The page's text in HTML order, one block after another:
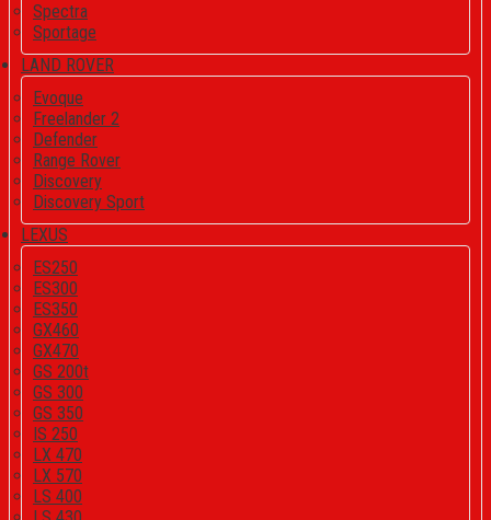
Spectra
Sportage
LAND ROVER
Evoque
Freelander 2
Defender
Range Rover
Discovery
Discovery Sport
LEXUS
ES250
ES300
ES350
GX460
GX470
GS 200t
GS 300
GS 350
IS 250
LX 470
LX 570
LS 400